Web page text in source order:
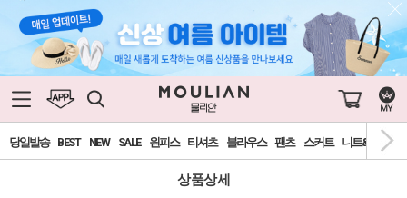
당일발송 BEST NEW SALE 원피스 티셔츠 블라우스 팬츠 스커트 니트&가디건
상품상세